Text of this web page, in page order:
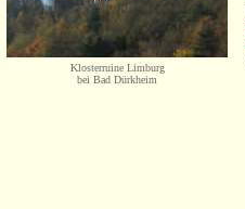
Klosterruine Limburg
bei Bad Dürkheim